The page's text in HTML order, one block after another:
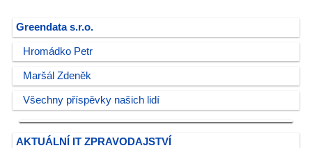
Greendata s.r.o.
Hromádko Petr
Maršál Zdeněk
Všechny příspěvky našich lidí
AKTUÁLNÍ IT ZPRAVODAJSTVÍ